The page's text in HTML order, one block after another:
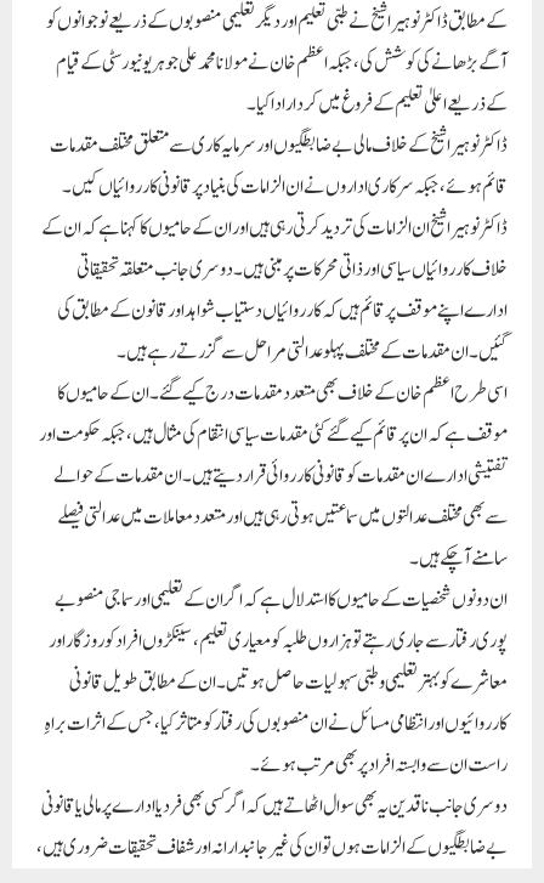
کے مطابق ڈاکٹر نوہیرا شیخ نے طبی تعلیم اور دیگر تعلیمی منصوبوں کے ذریعے نوجوانوں کو
آگے بڑھانے کی کوشش کی، جبکہ اعظم خان نے مولانا محمد علی جوہر یونیورسٹی کے قیام
کے ذریعے اعلیٰ تعلیم کے فروغ میں کردار ادا کیا۔
ڈاکٹر نوہیرا شیخ کے خلاف مالی بے ضابطگیوں اور سرمایہ کاری سے متعلق مختلف مقدمات
قائم ہوئے، جبکہ سرکاری اداروں نے ان الزامات کی بنیاد پر قانونی کارروائیاں کیں۔
ڈاکٹر نوہیرا شیخ ان الزامات کی تردید کرتی رہی ہیں اور ان کے حامیوں کا کہنا ہے کہ ان کے
خلاف کارروائیاں سیاسی اور ذاتی محرکات پر مبنی ہیں۔ دوسری جانب متعلقہ تحقیقاتی
ادارے اپنے موقف پر قائم ہیں کہ کارروائیاں دستیاب شواہد اور قانون کے مطابق کی
گئیں۔ ان مقدمات کے مختلف پہلو عدالتی مراحل سے گزرتے رہے ہیں۔
اسی طرح اعظم خان کے خلاف بھی متعدد مقدمات درج کیے گئے۔ ان کے حامیوں کا
موقف ہے کہ ان پر قائم کیے گئے کئی مقدمات سیاسی انتقام کی مثال ہیں، جبکہ حکومت اور
تفتیشی ادارے ان مقدمات کو قانونی کارروائی قرار دیتے ہیں۔ ان مقدمات کے حوالے
سے بھی مختلف عدالتوں میں سماعتیں ہوتی رہی ہیں اور متعدد معاملات میں عدالتی فیصلے
سامنے آ چکے ہیں۔
ان دونوں شخصیات کے حامیوں کا استدلال ہے کہ اگر ان کے تعلیمی اور سماجی منصوبے
پوری رفتار سے جاری رہتے تو ہزاروں طلبہ کو معیاری تعلیم، سینکڑوں افراد کو روزگار اور
معاشرے کو بہتر تعلیمی و طبی سہولیات حاصل ہوتیں۔ ان کے مطابق طویل قانونی
کارروائیوں اور انتظامی مسائل نے ان منصوبوں کی رفتار کو متاثر کیا، جس کے اثرات براہِ
راست ان سے وابستہ افراد پر بھی مرتب ہوئے۔
دوسری جانب ناقدین یہ بھی سوال اٹھاتے ہیں کہ اگر کسی بھی فرد یا ادارے پر مالی یا قانونی
بے ضابطگیوں کے الزامات ہوں تو ان کی غیر جانبدارانہ اور شفاف تحقیقات ضروری ہیں،